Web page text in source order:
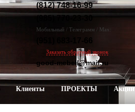
(812) 748-16-99
(985) 770-23-30
Мобильный / Телеграмм / Max:
Заказать обратный звонок
good-mebell@mail.ru
Клиенты ПРОЕКТЫ Акции